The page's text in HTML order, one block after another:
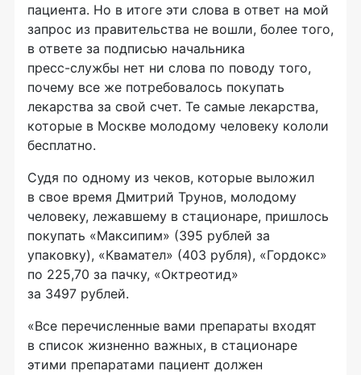
пациента. Но в итоге эти слова в ответ на мой
запрос из правительства не вошли, более того,
в ответе за подписью начальника
пресс-службы нет ни слова по поводу того,
почему все же потребовалось покупать
лекарства за свой счет. Те самые лекарства,
которые в Москве молодому человеку кололи
бесплатно.
Судя по одному из чеков, которые выложил
в свое время Дмитрий Трунов, молодому
человеку, лежавшему в стационаре, пришлось
покупать «Максипим» (395 рублей за
упаковку), «Квамател» (403 рубля), «Гордокс»
по 225,70 за пачку, «Октреотид»
за 3497 рублей.
«Все перечисленные вами препараты входят
в список жизненно важных, в стационаре
этими препаратами пациент должен